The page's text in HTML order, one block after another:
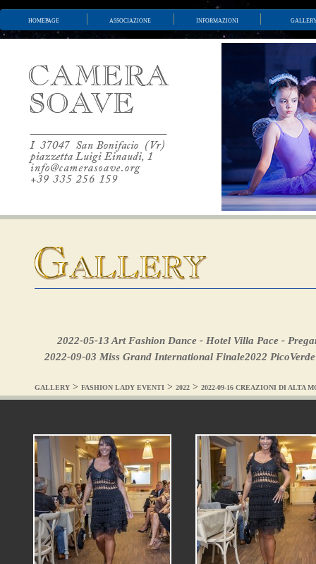
homepage associazione informazioni
2022-05-13 Art Fashion Dance - Hotel Villa Pace -
2022-09-03 Miss Grand International Finale2022
GALLERY > FASHION LADY EVENTI > 2022 > 2022-09-16 CREAZIONI DI ALTA